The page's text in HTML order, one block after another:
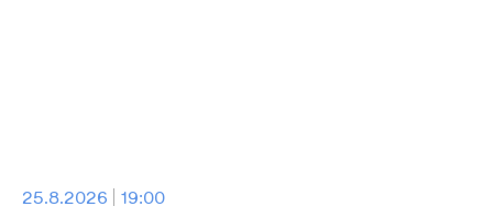
25.8.2026 19:00